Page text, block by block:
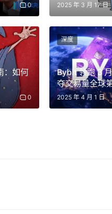
诉讼内容是要求他们将公
封闭。其他大型AI实验室
为专有财产。
自己的原因，实际上实现了
并且发布了详细的技术论文
图。
它，显然这两家公司都是美
0 2025 年 3 月 17 日
：如何
0
Bybit 领跑 3
夺交易量全球
2025 年 4 月 1 日
深度